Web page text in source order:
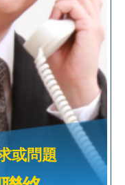
或問題